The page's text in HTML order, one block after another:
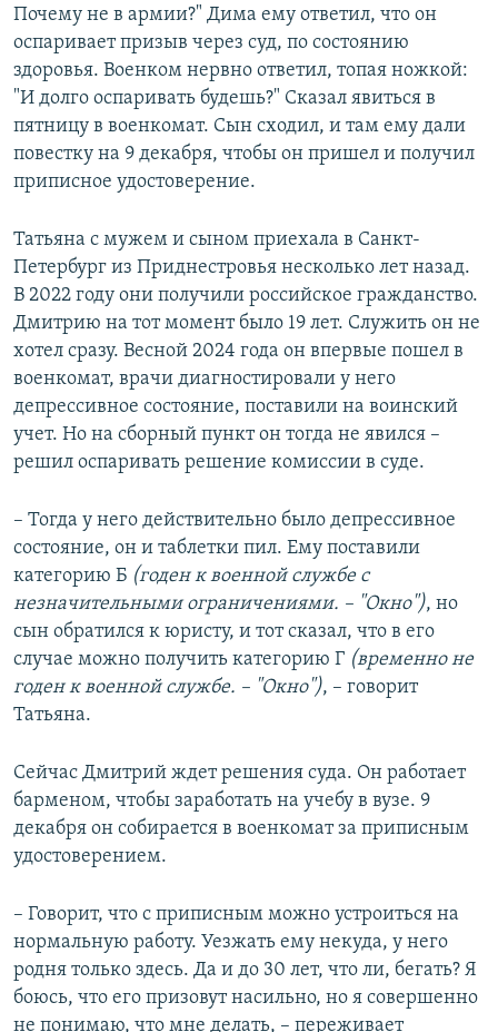
Почему не в армии?" Дима ему ответил, что он
оспаривает призыв через суд, по состоянию
здоровья. Военком нервно ответил, топая ножкой:
"И долго оспаривать будешь?" Сказал явиться в
пятницу в военкомат. Сын сходил, и там ему дали
повестку на 9 декабря, чтобы он пришел и получил
приписное удостоверение.
Татьяна с мужем и сыном приехала в Санкт-
Петербург из Приднестровья несколько лет назад.
В 2022 году они получили российское гражданство.
Дмитрию на тот момент было 19 лет. Служить он не
хотел сразу. Весной 2024 года он впервые пошел в
военкомат, врачи диагностировали у него
депрессивное состояние, поставили на воинский
учет. Но на сборный пункт он тогда не явился –
решил оспаривать решение комиссии в суде.
– Тогда у него действительно было депрессивное
состояние, он и таблетки пил. Ему поставили
категорию Б (годен к военной службе с
незначительными ограничениями. – "Окно"), но
сын обратился к юристу, и тот сказал, что в его
случае можно получить категорию Г (временно не
годен к военной службе. – "Окно"), – говорит
Татьяна.
Сейчас Дмитрий ждет решения суда. Он работает
барменом, чтобы заработать на учебу в вузе. 9
декабря он собирается в военкомат за приписным
удостоверением.
– Говорит, что с приписным можно устроиться на
нормальную работу. Уезжать ему некуда, у него
родня только здесь. Да и до 30 лет, что ли, бегать? Я
боюсь, что его призовут насильно, но я совершенно
не понимаю, что мне делать, – переживает